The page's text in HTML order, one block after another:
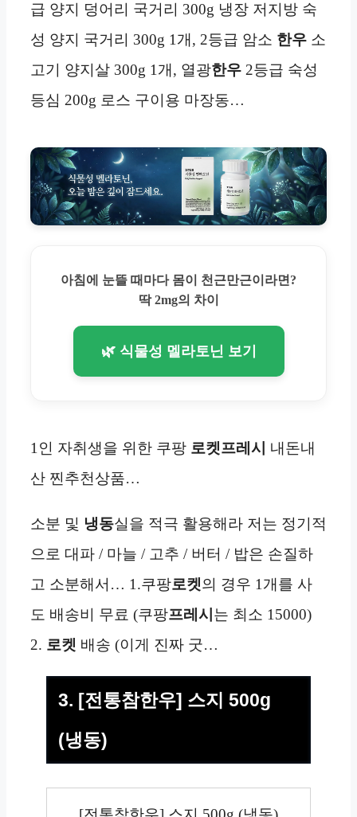
급 양지 덩어리 국거리 300g 냉장 저지방 숙
성 양지 국거리 300g 1개, 2등급 암소 한우 소
고기 양지살 300g 1개, 열광한우 2등급 숙성
등심 200g 로스 구이용 마장동…
아침에 눈뜰 때마다 몸이 천근만근이라면?
딱 2mg의 차이
🌿 식물성 멜라토닌 보기
1인 자취생을 위한 쿠팡 로켓프레시
내돈내
산 찐추천상품…
소분 및 냉동실을 적극 활용해라 저는 정기적
으로 대파 / 마늘 / 고추 / 버터 / 밥은 손질하
고 소분해서… 1.쿠팡로켓의 경우 1개를 사
도 배송비 무료 (쿠팡프레시 는 최소 15000)
2. 로켓 배송 (이게 진짜 굿…
3. [전통참한우] 스지 500g
(냉동)